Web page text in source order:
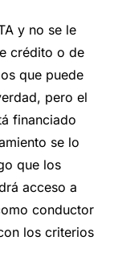
y no se le
crédito o de
que puede
pero el
financiado
se lo
que los
acceso a
conductor
los criterios